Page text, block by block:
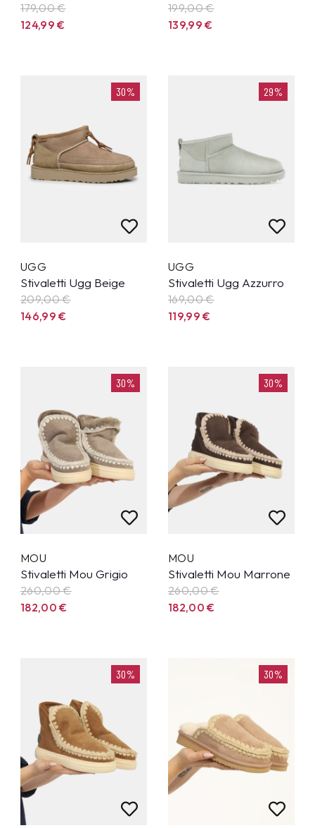
179,00 €
124,99€
199,00 €
139,99€
30%
UGG
Stivaletti Ugg Beige
209,00 €
146,99€
29%
UGG
Stivaletti Ugg Azzurro
169,00 €
119,99€
30%
MOU
Stivaletti Mou Grigio
260,00€
182,00€
30%
MOU
Stivaletti Mou Marrone
260,00€
182,00€
30% 30%